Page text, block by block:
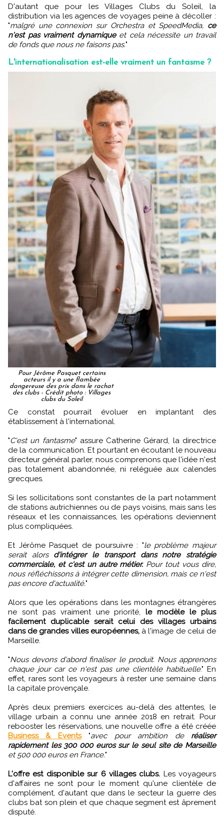
D'autant que pour les Villages Clubs du Soleil, la
distribution via les agences de voyages peine à décoller :
"malgré une connexion sur Orchestra et SpeedMedia, ce
n'est pas vraiment dynamiqueet cela nécessite un travail
de fonds que nous ne faisons pas."
L'internationalisation est-elle vraiment un fantasme ?
Pour Jérôme Pasquet certains
acteurs il y a une flambée
dangereuse des prix dans le rachat
des clubs - Crédit photo : Villages
clubs du Soleil
Ce constat pourrait évoluer en implantant des
établissement à l'international.
"C'est un fantasme" assure Catherine Gérard, la directrice
de la communication. Et pourtant en écoutant le nouveau
directeur général parler, nous comprenons que l'idée n'est
pas totalement abandonnée, ni reléguée aux calendes
grecques.
Si les sollicitations sont constantes de la part notamment
de stations autrichiennes ou de pays voisins, mais sans les
réseaux et les connaissances, les opérations deviennent
plus compliquées.
Et Jérôme Pasquet de poursuivre : "le problème majeur
serait alors d'intégrer le transport dans notre stratégie
commerciale, et c'est un autre métier. Pour tout vous dire,
nous réfléchissons à intégrer cette dimension, mais ce n'est
pas encore d'actualité."
Alors que les opérations dans les montagnes étrangères
ne sont pas vraiment une priorité, le modèle le plus
facilement duplicable serait celui des villages urbains
dans de grandes villes européennes,à l'image de celui de
Marseille.
"Nous devons d'abord finaliser le produit. Nous apprenons
chaque jour car ce n'est pas une clientèle habituelle." En
effet, rares sont les voyageurs à rester une semaine dans
la capitale provençale.
Après deux premiers exercices au-delà des attentes, le
village urbain a connu une année 2018 en retrait. Pour
rebooster les réservations, une nouvelle offre a été créée
Business & Events"avec pour ambition de réaliser
rapidement les 300 000 euros sur le seul site de Marseille
et 500 000 euros en France."
L'offre est disponible sur 6 villages clubs. Les voyageurs
d'affaires ne sont pour le moment qu'une clientèle de
complément, d'autant que dans le secteur la guerre des
clubs bat son plein et que chaque segment est âprement
disputé.